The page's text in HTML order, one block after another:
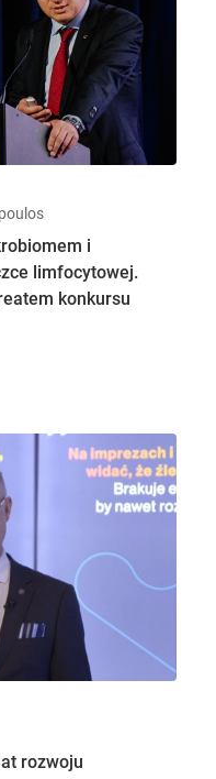
i
limfocytowej.
konkursu
rozwoju